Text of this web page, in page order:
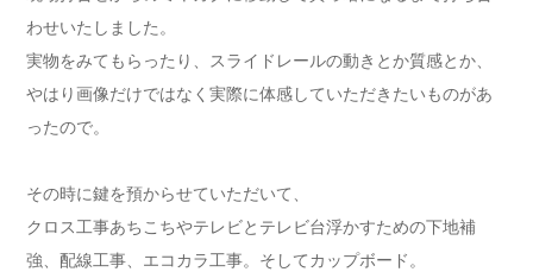
わせいたしました。
実物をみてもらったり、スライドレールの動きとか質感とか、
やはり画像だけではなく実際に体感していただきたいものがあ
ったので。
その時に鍵を預からせていただいて、
クロス工事あちこちやテレビとテレビ台浮かすための下地補
強、配線工事、エコカラ工事。そしてカップボード。